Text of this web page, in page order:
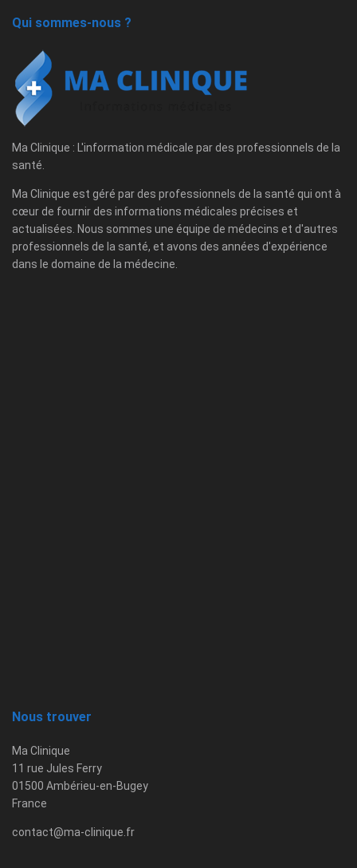
Qui sommes-nous ?
Ma Clinique : L'information médicale par des professionnels de la
santé.
Ma Clinique est géré par des professionnels de la santé qui ont à
cœur de fournir des informations médicales précises et
actualisées. Nous sommes une équipe de médecins et d'autres
professionnels de la santé, et avons des années d'expérience
dans le domaine de la médecine.
Nous trouver
Ma Clinique
11 rue Jules Ferry
01500 Ambérieu-en-Bugey
France
contact@ma-clinique.fr